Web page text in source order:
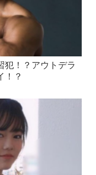
犯！？アウトデラ
！？